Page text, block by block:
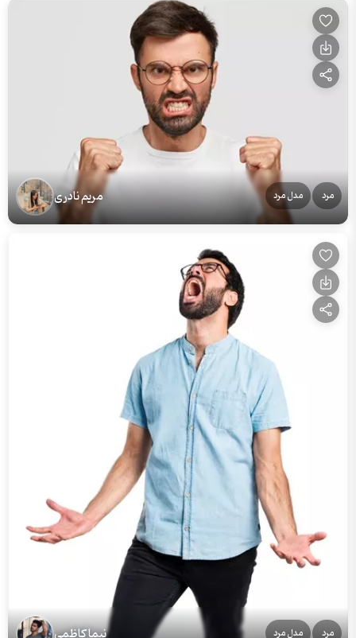
مرد مدل مرد مریم نادری
مرد مدل مرد